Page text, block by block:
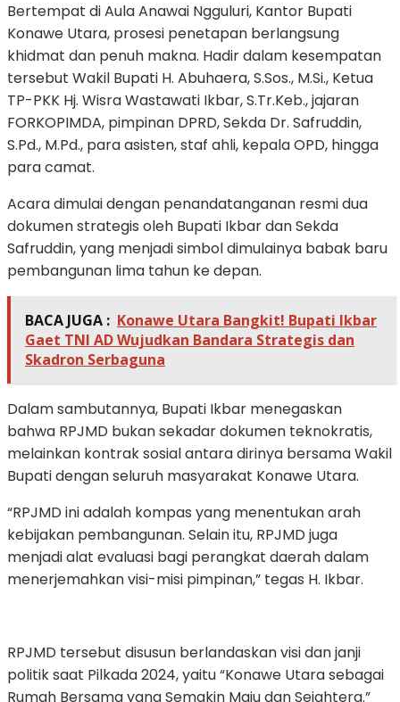
Bertempat di Aula Anawai Ngguluri, Kantor Bupati
Konawe Utara, prosesi penetapan berlangsung
khidmat dan penuh makna. Hadir dalam kesempatan
tersebut Wakil Bupati H. Abuhaera, S.Sos., M.Si., Ketua
TP-PKK Hj. Wisra Wastawati Ikbar, S.Tr.Keb., jajaran
FORKOPIMDA, pimpinan DPRD, Sekda Dr. Safruddin,
S.Pd., M.Pd., para asisten, staf ahli, kepala OPD, hingga
para camat.
Acara dimulai dengan penandatanganan resmi dua
dokumen strategis oleh Bupati Ikbar dan Sekda
Safruddin, yang menjadi simbol dimulainya babak baru
pembangunan lima tahun ke depan.
BACA JUGA : Konawe Utara Bangkit! Bupati Ikbar
Gaet TNI AD Wujudkan Bandara Strategis dan
Skadron Serbaguna
Dalam sambutannya, Bupati Ikbar menegaskan
bahwa RPJMD bukan sekadar dokumen teknokratis,
melainkan kontrak sosial antara dirinya bersama Wakil
Bupati dengan seluruh masyarakat Konawe Utara.
“RPJMD ini adalah kompas yang menentukan arah
kebijakan pembangunan. Selain itu, RPJMD juga
menjadi alat evaluasi bagi perangkat daerah dalam
menerjemahkan visi-misi pimpinan,” tegas H. Ikbar.
RPJMD tersebut disusun berlandaskan visi dan janji
politik saat Pilkada 2024, yaitu “Konawe Utara sebagai
Rumah Bersama yang Semakin Maju dan Sejahtera.”